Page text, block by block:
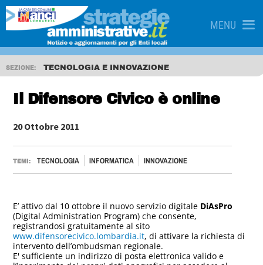
MENU
SEZIONE: TECNOLOGIA E INNOVAZIONE
Il Difensore Civico è online
20 Ottobre 2011
TEMI: TECNOLOGIA INFORMATICA INNOVAZIONE
E’ attivo dal 10 ottobre il nuovo servizio digitale DiAsPro
(Digital Administration Program) che consente,
registrandosi gratuitamente al sito
www.difensorecivico.lombardia.it, di attivare la richiesta di
intervento dell’ombudsman regionale.
E' sufficiente un indirizzo di posta elettronica valido e